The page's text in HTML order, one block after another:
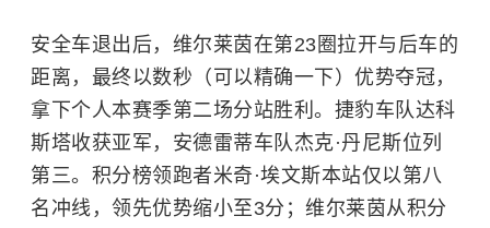
安全车退出后，维尔莱茵在第23圈拉开与后车的
距离，最终以数秒（可以精确一下）优势夺冠，
拿下个人本赛季第二场分站胜利。捷豹车队达科
斯塔收获亚军，安德雷蒂车队杰克·丹尼斯位列
第三。积分榜领跑者米奇·埃文斯本站仅以第八
名冲线，领先优势缩小至3分；维尔莱茵从积分